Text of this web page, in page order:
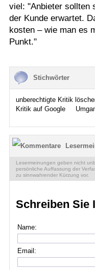
viel: "Anbieter sollten
der Kunde erwartet.
kosten – wie man es
Punkt."
Stichwörter
unberechtigte Kritik
Kritik auf Google
Lesermeinungen geben nicht
persönliche Auffassung der
zu sinnwahrender Kürzung vor.
Schreiben Sie
Name:
Email: